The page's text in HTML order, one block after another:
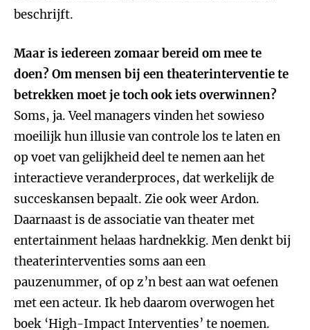
beschrijft.
Maar is iedereen zomaar bereid om mee te
doen? Om mensen bij een theaterinterventie te
betrekken moet je toch ook iets overwinnen?
Soms, ja. Veel managers vinden het sowieso
moeilijk hun illusie van controle los te laten en
op voet van gelijkheid deel te nemen aan het
interactieve veranderproces, dat werkelijk de
succeskansen bepaalt. Zie ook weer Ardon.
Daarnaast is de associatie van theater met
entertainment helaas hardnekkig. Men denkt bij
theaterinterventies soms aan een
pauzenummer, of op z’n best aan wat oefenen
met een acteur. Ik heb daarom overwogen het
boek ‘High-Impact Interventies’ te noemen.